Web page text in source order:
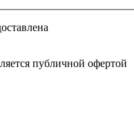
публичной офертой